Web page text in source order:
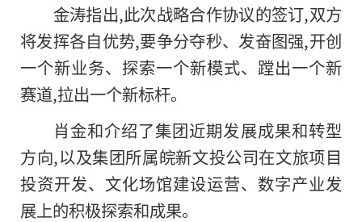
金涛指出,此次战略合作协议的签订,双方
将发挥各自优势,要争分夺秒、发奋图强,开创
一个新业务、探索一个新模式、蹚出一个新
赛道,拉出一个新标杆。
肖金和介绍了集团近期发展成果和转型
方向,以及集团所属皖新文投公司在文旅项目
投资开发、文化场馆建设运营、数字产业发
展上的积极探索和成果。